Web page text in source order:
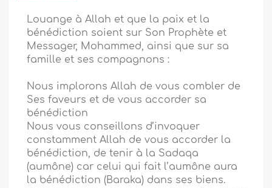
Louange à Allah et que la paix et la
bénédiction soient sur Son Prophète et
Messager, Mohammed, ainsi que sur sa
famille et ses compagnons :
Nous implorons Allah de vous combler de
Ses faveurs et de vous accorder sa
bénédiction
Nous vous conseillons d’invoquer
constamment Allah de vous accorder la
bénédiction, de tenir à la Sadaqa
(aumône) car celui qui fait l’aumône aura
la bénédiction (Baraka) dans ses biens.